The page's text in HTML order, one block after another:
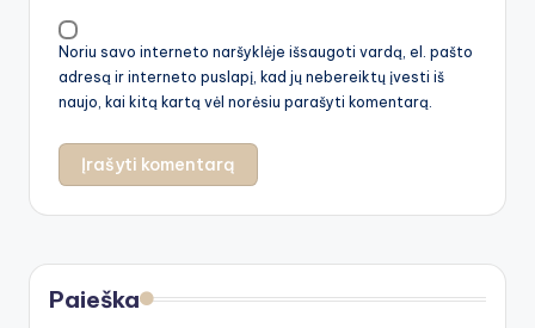
Noriu savo interneto naršyklėje išsaugoti vardą, el. pašto
adresą ir interneto puslapį, kad jų nebereiktų įvesti iš
naujo, kai kitą kartą vėl norėsiu parašyti komentarą.
Paieška